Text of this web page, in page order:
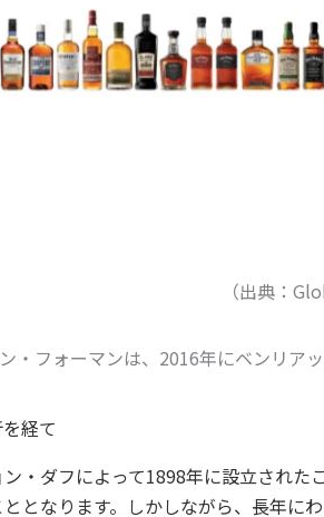
（出典：
・フォーマンは、2016年にベンリア
経て
・ダフによって1898年に設立され
ととなります。しかしながら、長年に